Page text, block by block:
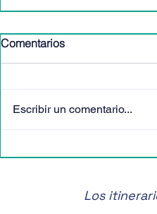
Comentarios
Escribir un comentario...
Los